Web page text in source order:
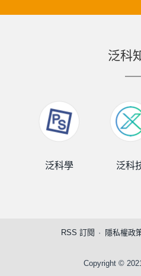
泛科
泛科學 泛科
RSS 訂閱 隱私權政
Copyright ©